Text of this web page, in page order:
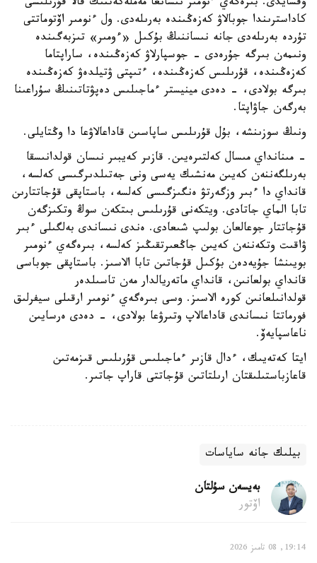
ۇقسايدى. بىرەگەي ءنومىر نىسانعا مەملەكەتتىك قالا قۇرىلىسى
كاداسترىندا جوبالاۋ كەزەڭىندە بەرىلەدى. ول ءنومىر اۆتوماتتى
تۇردە بەرىلەدى جانە نىساننىڭ بۇكىل «ءومىر» تىزبەگىندە
ونىمەن بىرگە جۇرەدى - جوسپارلاۋ كەزەڭىندە، ساراپتاما
كەزەڭىندە، قۇرىلىس كەزەڭىندە، ءتىپتى ۋتيلدەۋ كەزەڭىندە
بىرگە بولادى، - دەدى مينيستر ءماجىلىس دەپۋتاتىنىڭ سۇراعىنا
بەرگەن جاۋاپتا.
ونىڭ سوزىنشە، بۇل قۇرىلىس ساپاسىن قاداعالاۋعا دا وڭتايلى.
- مىنانداي مىسال كەلتىرەيىن. قازىر كەيبىر نىسان قولدانىسقا
بەرىلگەننەن كەيىن مەنشىك يەسى ونى جەتىلدىرگىسى كەلسە،
قانداي دا ءبىر وزگەرتۋ ەنگىزگىسى كەلسە، باستاپقى قۇجاتتارىن
تابا الماي جاتادى. ويتكەنى قۇرىلىس بىتكەن سوڭ وتكىزگەن
قۇجاتتار جوعالعان بولىپ شىعادى. ەندى نىساندى بەلگىلى ءبىر
ۋاقىت وتكەننەن كەيىن جاڭعىرتقىڭىز كەلسە، بىرەگەي ءنومىر
بويىنشا جۇيەدەن بۇكىل قۇجاتىن تابا الاسىز. باستاپقى جوباسى
قانداي بولعانىن، قانداي ماتەريالدار مەن تاسىلدەر
قولدانىلعانىن كورە الاسىز. وسى بىرەگەي ءنومىر ارقىلى سيفرلىق
فورماتتا نىساندى قاداعالاپ وتىرۋعا بولادى، - دەدى ەرسايىن
ناعاسپايەۆ.
ايتا كەتەيىك، ءدال قازىر ءماجىلىس قۇرىلىس قىزمەتىن
قاعازباستىلىقتان ارىلتاتىن قۇجاتتى قاراپ جاتىر.
بيلىك جانە ساياسات
بەيسەن سۇلتان
اۆتور
19:14, 08 تامىز 2026